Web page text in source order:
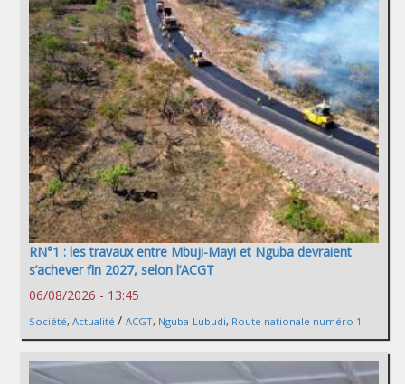
RN°1 : les travaux entre Mbuji-Mayi et Nguba devraient
s’achever fin 2027, selon l’ACGT
06/08/2026 - 13:45
Société, Actualité / ACGT, Nguba-Lubudi, Route nationale numéro 1